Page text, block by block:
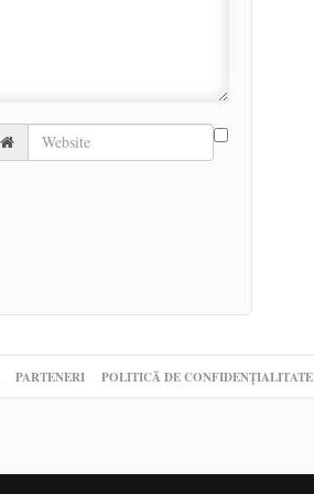
PARTENERI POLITICĂ DE CONFIDENȚIALITATE